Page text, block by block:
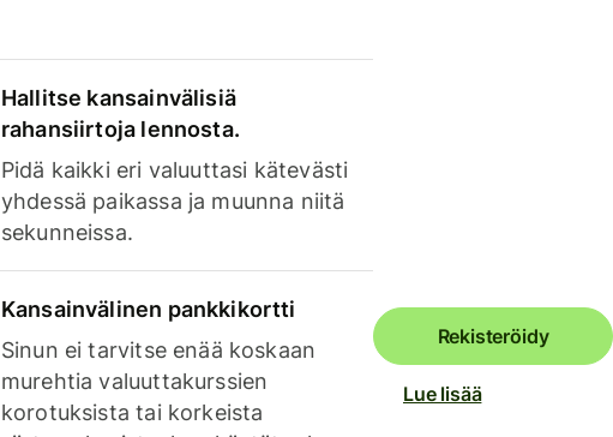
Hallitse kansainvälisiä
rahansiirtoja lennosta.
Pidä kaikki eri valuuttasi kätevästi
yhdessä paikassa ja muunna niitä
sekunneissa.
Kansainvälinen pankkikortti
Sinun ei tarvitse enää koskaan
murehtia valuuttakurssien
korotuksista tai korkeista
Rekisteröidy
Lue lisää